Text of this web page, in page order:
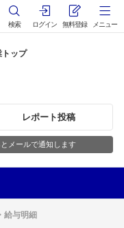
検索 ログイン 無料登録 メニュー
トップ
レポート投稿
メールで通知します
給与明細